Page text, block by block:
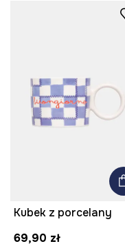
Kubek z porcelany
69,90 zł